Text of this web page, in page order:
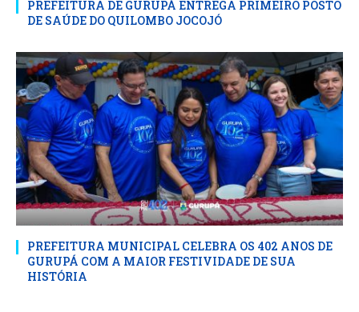
PREFEITURA DE GURUPÁ ENTREGA PRIMEIRO POSTO
DE SAÚDE DO QUILOMBO JOCOJÓ
PREFEITURA MUNICIPAL CELEBRA OS 402 ANOS DE
GURUPÁ COM A MAIOR FESTIVIDADE DE SUA
HISTÓRIA